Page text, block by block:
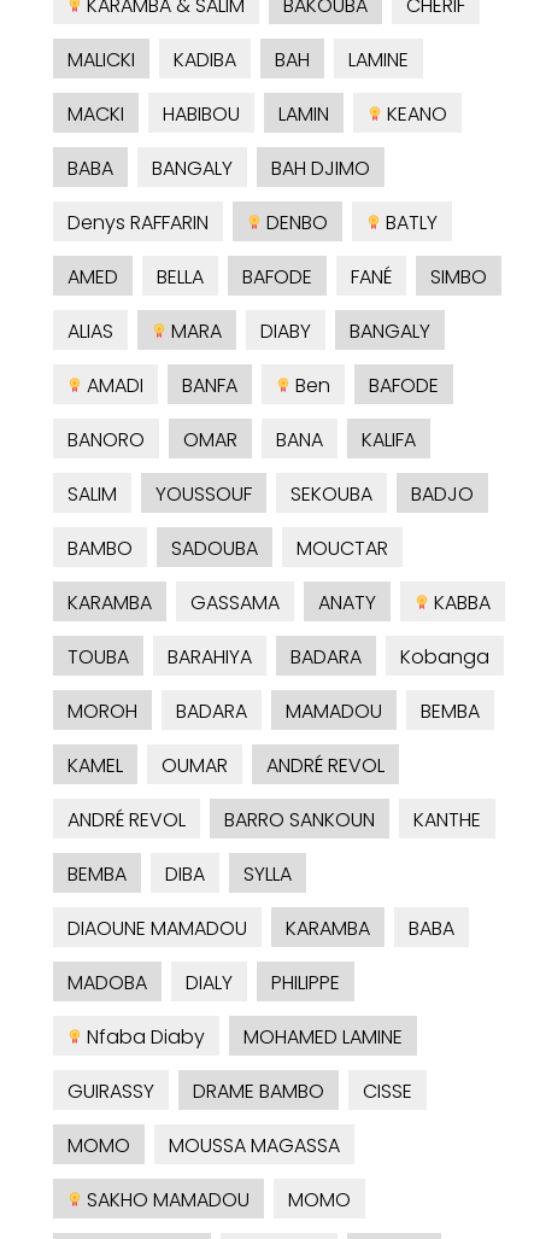
KARAMBA & SALIM
BAKOUBA
CHERIF
MALICKI
KADIBA BAH
LAMINE
MACKI
HABIBOU LAMIN
KEANO
BABA
BANGALY
BAH DJIMO
Denys RAFFARIN
DENBO
BATLY
AMED
BELLA BAFODE FANÉ
SIMBO
ALIAS
MARA DIABY
BANGALY
AMADI
BANFA Ben
BAFODE
BANORO
OMAR BANA
KALIFA
SALIM
YOUSSOUF SEKOUBA
BADJO
BAMBO
SADOUBA
MOUCTAR
KARAMBA
GASSAMA ANATY
KABBA
TOUBA
BARAHIYA BADARA
Kobanga
MOROH
BADARA MAMADOU
BEMBA
KAMEL
OUMAR
ANDRÉ REVOL
ANDRÉ REVOL
BARRO SANKOUN
KANTHE
BEMBA
DIBA
SYLLA
DIAOUNE MAMADOU
KARAMBA
BABA
MADOBA
DIALY
PHILIPPE
Nfaba Diaby
MOHAMED LAMINE
GUIRASSY
DRAME BAMBO
CISSE
MOMO
MOUSSA MAGASSA
SAKHO MAMADOU
MOMO